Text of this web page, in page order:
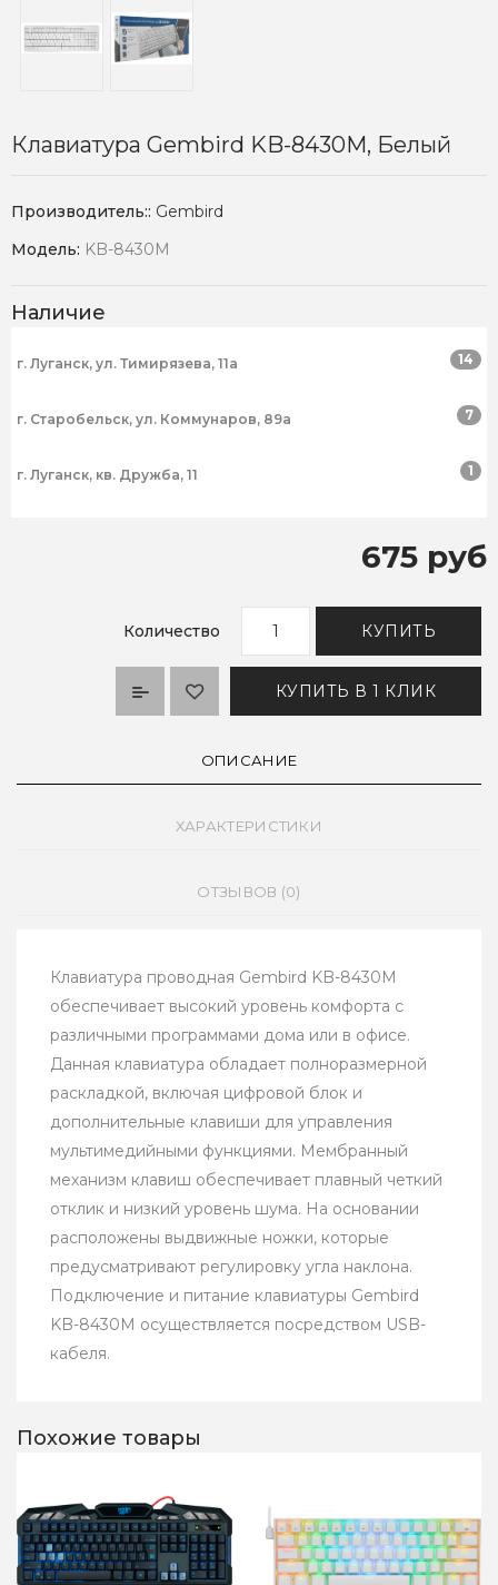
Клавиатура Gembird KB-8430M, Белый
Производитель:: Gembird
Модель: KB-8430M
Наличие
г. Луганск, ул. Тимирязева, 11а 14
г. Старобельск, ул. Коммунаров, 89а 7
г. Луганск, кв. Дружба, 11 1
675 руб
Количество КУПИТЬ
КУПИТЬ В 1 КЛИК
ОПИСАНИЕ
ХАРАКТЕРИСТИКИ
ОТЗЫВОВ (0)
Клавиатура проводная Gembird KB-8430M
обеспечивает высокий уровень комфорта с
различными программами дома или в офисе.
Данная клавиатура обладает полноразмерной
раскладкой, включая цифровой блок и
дополнительные клавиши для управления
мультимедийными функциями. Мембранный
механизм клавиш обеспечивает плавный четкий
отклик и низкий уровень шума. На основании
расположены выдвижные ножки, которые
предусматривают регулировку угла наклона.
Подключение и питание клавиатуры Gembird
KB-8430M осуществляется посредством USB-
кабеля.
Похожие товары